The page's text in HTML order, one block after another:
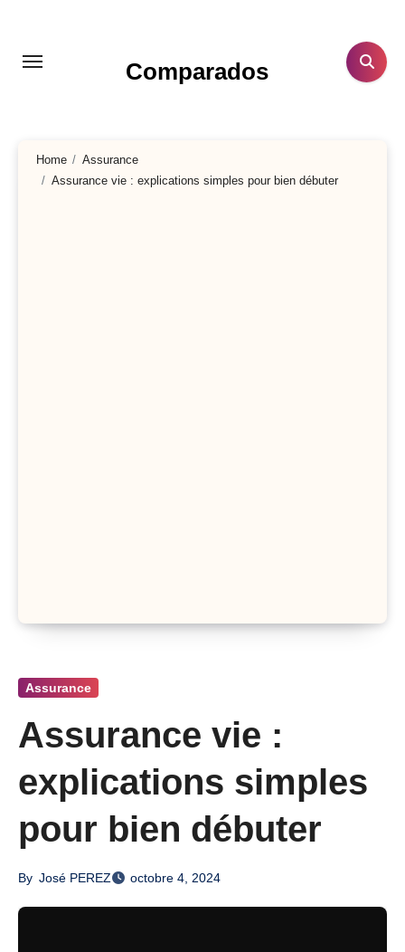
contenu
Comparados
Home
Assurance
Assurance vie : explications simples pour bien débuter
Assurance
Assurance vie :
explications simples
pour bien débuter
By José PEREZ octobre 4, 2024